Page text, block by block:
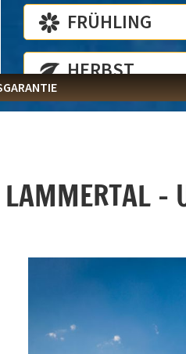
FRÜHLING
HERBST
LAMMERTAL -